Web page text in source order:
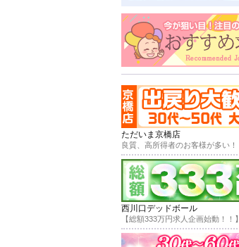
ただいま京橋店
良質、高所得者のお客様が多い！
西川口デッドボール
【総額333万円求人企画始動！！】